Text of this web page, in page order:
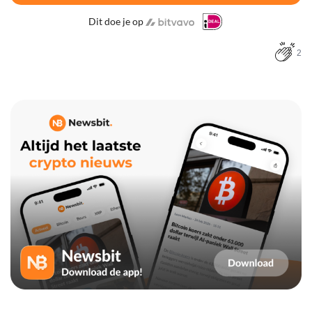
Dit doe je op
2